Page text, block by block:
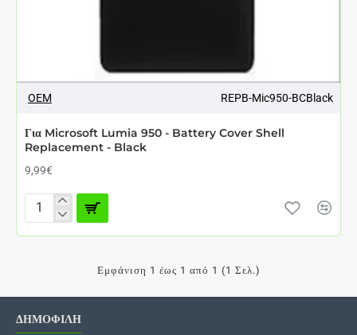
ΑΠΌ 7 ΈΩΣ 12 ΗΜΈΡΕΣ
OEM REPB-Mic950-BCBlack
Για Microsoft Lumia 950 - Battery Cover Shell
Replacement - Black
9,99€
Cover
Shell
Εμφάνιση 1 έως 1 από 1 (1 Σελ.)
ΔΗΜΟΦΙΛΗ